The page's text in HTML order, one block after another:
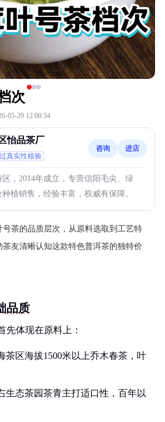
次
05-20 12:00:34
怡品茶厂
真实性核验
咨询 进店
，2014年成立，专营信阳毛尖、绿
植销售，经验丰富，权威有保障。
号茶的品质层次，从原料选取到工艺特
友清晰认知这款特色普洱茶的独特价
品质
先体现在原料上：
茶区海拔1500米以上乔木春茶，叶
生态茶园茶青主打适口性，百年以